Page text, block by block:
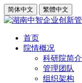
简体中文 繁體中文
首页
院情概况
科研院简介
管理团队
组织架构